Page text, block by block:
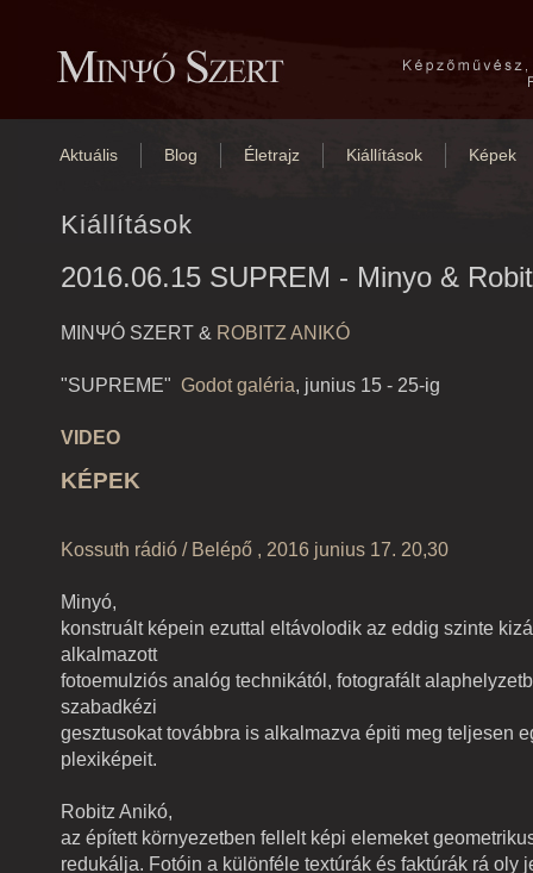
Aktuális Blog Életrajz Kiállítások Képek
Kiállítások
2016.06.15 SUPREM - Minyo &
MINΨÓ SZERT & ROBITZ ANIKÓ
"SUPREME" Godot galéria, junius 15 - 25-ig
VIDEO
KÉPEK
Kossuth rádió / Belépő , 2016 junius 17. 20,30
Minyó,
konstruált képein ezuttal eltávolodik az eddig szinte
alkalmazott
fotoemulziós analóg technikától, fotografált
szabadkézi
gesztusokat továbbra is alkalmazva épiti meg teljesen
plexiképeit.
Robitz Anikó,
az épített környezetben fellelt képi elemeket
redukálja. Fotóin a különféle textúrák és faktúrák rá oly